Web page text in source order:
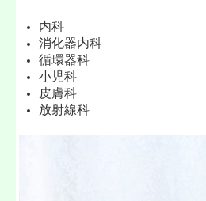
内科
消化器内科
循環器科
小児科
皮膚科
放射線科